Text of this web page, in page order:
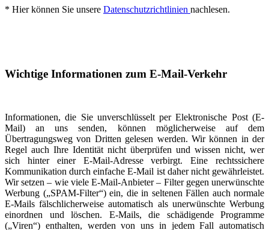
* Hier können Sie unsere Datenschutzrichtlinien nachlesen.
Wichtige Informationen zum E-Mail-Verkehr
Informationen, die Sie unverschlüsselt per Elektronische Post (E-
Mail) an uns senden, können möglicherweise auf dem
Übertragungsweg von Dritten gelesen werden. Wir können in der
Regel auch Ihre Identität nicht überprüfen und wissen nicht, wer
sich hinter einer E-Mail-Adresse verbirgt. Eine rechtssichere
Kommunikation durch einfache E-Mail ist daher nicht gewährleistet.
Wir setzen – wie viele E-Mail-Anbieter – Filter gegen unerwünschte
Werbung („SPAM-Filter“) ein, die in seltenen Fällen auch normale
E-Mails fälschlicherweise automatisch als unerwünschte Werbung
einordnen und löschen. E-Mails, die schädigende Programme
(„Viren“) enthalten, werden von uns in jedem Fall automatisch